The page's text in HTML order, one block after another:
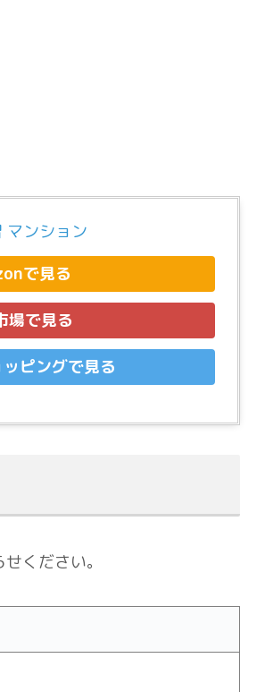
マンション
で見る
場で見る
ピングで見る
ください。